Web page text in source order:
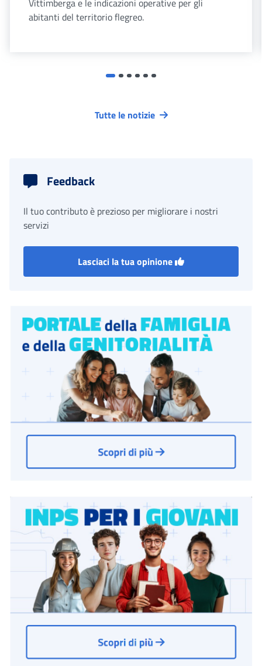
Vittimberga e le indicazioni operative per gli
abitanti del territorio flegreo.
Tutte le notizie
Feedback
Il tuo contributo è prezioso per migliorare i nostri
servizi
Lasciaci la tua opinione